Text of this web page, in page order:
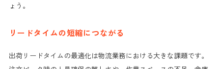
ょう。
リードタイムの短縮につながる
出荷リードタイムの最適化は物流業務における大きな課題です。